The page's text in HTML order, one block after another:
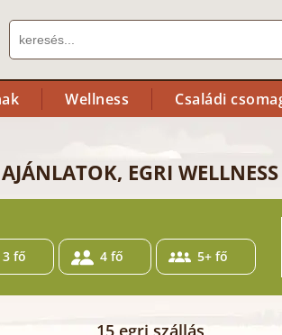
Wellness Családi
EGRI
3 fő 4 fő 5+ fő
15 egri szállás